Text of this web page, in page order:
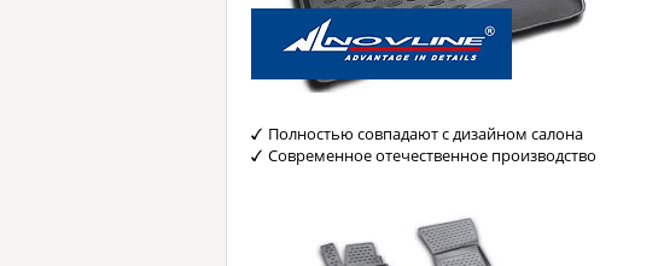
Полностью совпадают с дизайном салона
Современное отечественное производство